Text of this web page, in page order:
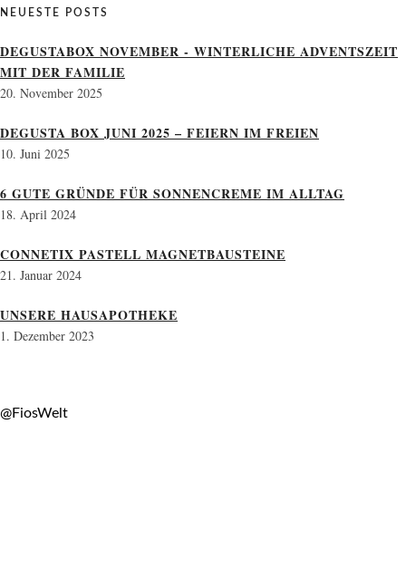
NEUESTE POSTS
DEGUSTABOX NOVEMBER - WINTERLICHE ADVENTSZEIT
MIT DER FAMILIE
20. November 2025
DEGUSTA BOX JUNI 2025 – FEIERN IM FREIEN
10. Juni 2025
6 GUTE GRÜNDE FÜR SONNENCREME IM ALLTAG
18. April 2024
CONNETIX PASTELL MAGNETBAUSTEINE
21. Januar 2024
UNSERE HAUSAPOTHEKE
1. Dezember 2023
@FiosWelt